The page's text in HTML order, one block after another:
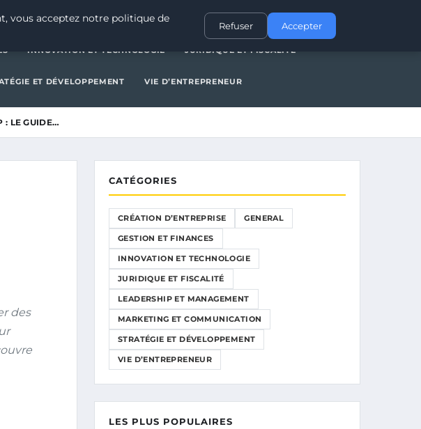
GENERAL GESTION ET FINANCESINNOVATION ET TECHNOLOGIE
INNOVATION ET TECHNOLOGIE JURIDIQUE ET FISCALITÉ
ET DÉVELOPPEMENT VIE D’ENTREPRENEUR
: LE GUIDE…
des
CATÉGORIES
CRÉATION D’ENTREPRISE GENERAL
GESTION ET FINANCES
INNOVATION ET TECHNOLOGIE
JURIDIQUE ET FISCALITÉ
LEADERSHIP ET MANAGEMENT
MARKETING ET COMMUNICATION
STRATÉGIE ET DÉVELOPPEMENT
VIE D’ENTREPRENEUR
LES PLUS POPULAIRES
vous acceptez notre politique de
Refuser Accepter